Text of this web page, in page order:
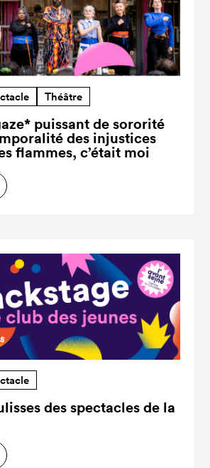
Théâtre
puissant de sororité
des injustices
flammes, c’était moi
des spectacles de la